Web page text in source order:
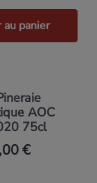
panier
AOC
75cl
€